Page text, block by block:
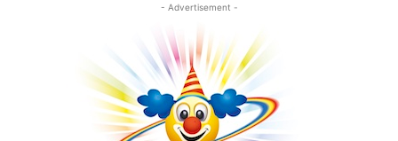
- Advertisement -